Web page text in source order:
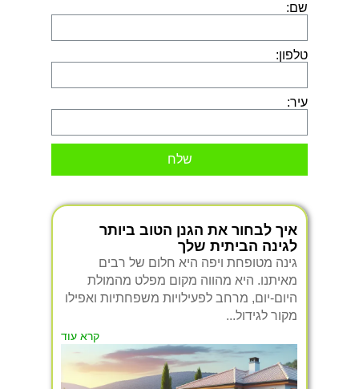
שם:
טלפון:
עיר:
שלח
איך לבחור את הגנן הטוב ביותר
לגינה הביתית שלך
גינה מטופחת ויפה היא חלום של רבים
מאיתנו. היא מהווה מקום מפלט מהמולת
היום-יום, מרחב לפעילויות משפחתיות ואפילו
מקור לגידול...
קרא עוד